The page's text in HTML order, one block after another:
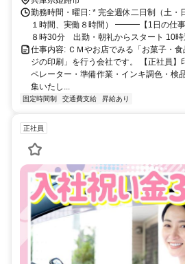
道４１７号線「西蒲田天満宮前」（西蒲
り、住宅街を６００ｍほど西進すると、
り、弊社正門前に至る。
勤務時間・曜日: * 完全週休二日制（土・
１時間、実働８時間） ━━━【1日
８時30分 出勤・朝礼からスタート 10時
仕事内容: ＣＭやお店でみる「お菓子・
ジの印刷」を行う会社です。 【正社員】
ペレーター・準備作業・インキ調色・検
集いたし...
固定時間制 交通費支給 昇給あり
正社員